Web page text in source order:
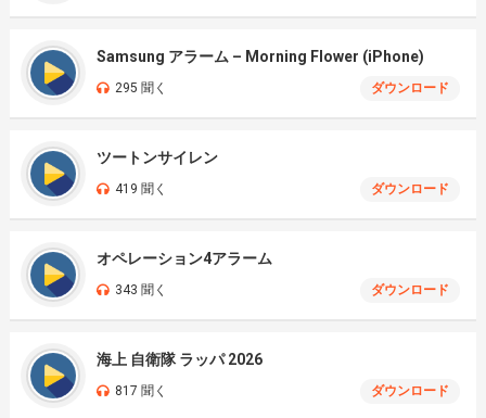
Samsung アラーム – Morning Flower (iPhone)
295 聞く ダウンロード
ツートンサイレン
419 聞く ダウンロード
オペレーション4アラーム
343 聞く ダウンロード
海上 自衛隊 ラッパ 2026
817 聞く ダウンロード